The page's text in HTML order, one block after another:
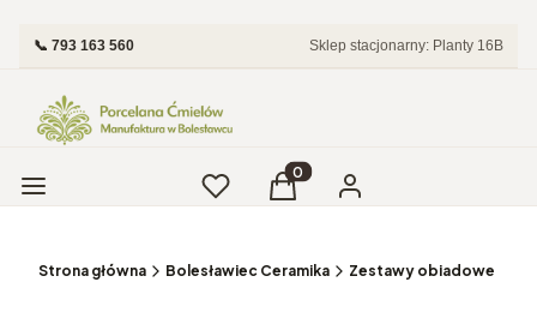
📞 793 163 560 Sklep stacjonarny: Planty 16B
Menu UlubioneProdukty w koszyku: 0.
Koszyk Zaloguj się
Strona główna Bolesławiec Ceramika Zestawy obiadowe i